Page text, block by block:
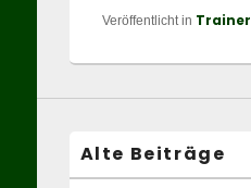
Veröffentlicht in Trainer
Alte Beiträge